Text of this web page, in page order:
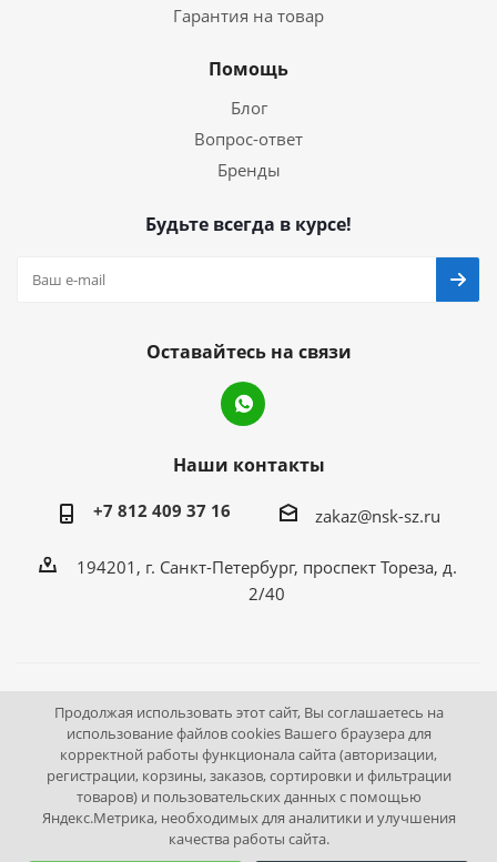
Гарантия на товар
Помощь
Блог
Вопрос-ответ
Бренды
Будьте всегда в курсе!
Оставайтесь на связи
Наши контакты
+7 812 409 37 16 zakaz@nsk-sz.ru
194201, г. Санкт-Петербург, проспект Тореза, д.
2/40
2026 © Все права защищены «НСК Северо-Запад».
Инструмент и оборудование для станций технического
осмотра.
Выгодные цены. Доставка по России.
Продолжая использовать этот сайт, Вы соглашаетесь на
использование файлов cookies Вашего браузера для
корректной работы функционала сайта (авторизации,
регистрации, корзины, заказов, сортировки и фильтрации
товаров) и пользовательских данных с помощью
Яндекс.Метрика, необходимых для аналитики и улучшения
качества работы сайта.